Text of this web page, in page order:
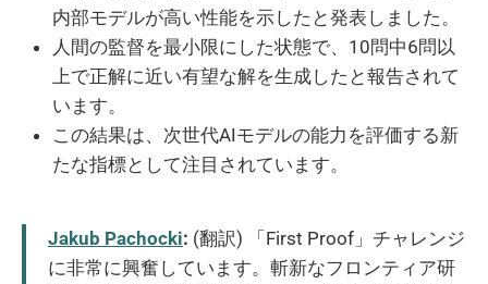
内部モデルが高い性能を示したと発表しました。
人間の監督を最小限にした状態で、10問中6問以
上で正解に近い有望な解を生成したと報告されて
います。
この結果は、次世代AIモデルの能力を評価する新
たな指標として注目されています。
Jakub Pachocki: (翻訳) 「First Proof」チャレンジ
に非常に興奮しています。斬新なフロンティア研